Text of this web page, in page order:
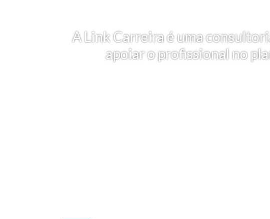
A Link Carreira é uma
apoiar o profissional no